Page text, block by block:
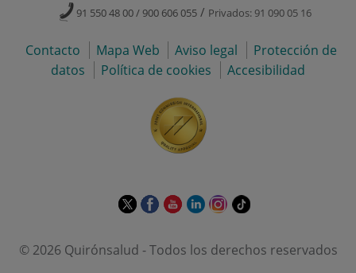
91 550 48 00 / 900 606 055 / Privados: 91 090 05 16
Contacto Mapa Web Aviso legal
Protección de
datos
Política de cookies Accesibilidad
Este
abrirá
Este
abrirá
Este
abrirá
Este
abrirá
Este
abrirá
Enlace
aplicación
© 2026 Quirónsalud - Todos los derechos reservados